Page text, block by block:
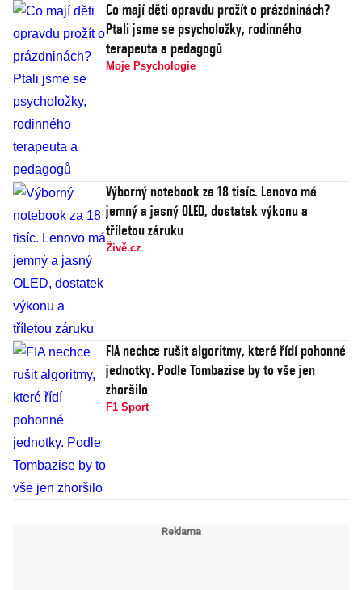
Co mají děti opravdu prožít o prázdninách?
Ptali jsme se psycholožky, rodinného
terapeuta a pedagogů
Moje Psychologie
Výborný notebook za 18 tisíc. Lenovo má
jemný a jasný OLED, dostatek výkonu a
tříletou záruku
Živě.cz
FIA nechce rušit algoritmy, které řídí pohonné
jednotky. Podle Tombazise by to vše jen
zhoršilo
F1 Sport